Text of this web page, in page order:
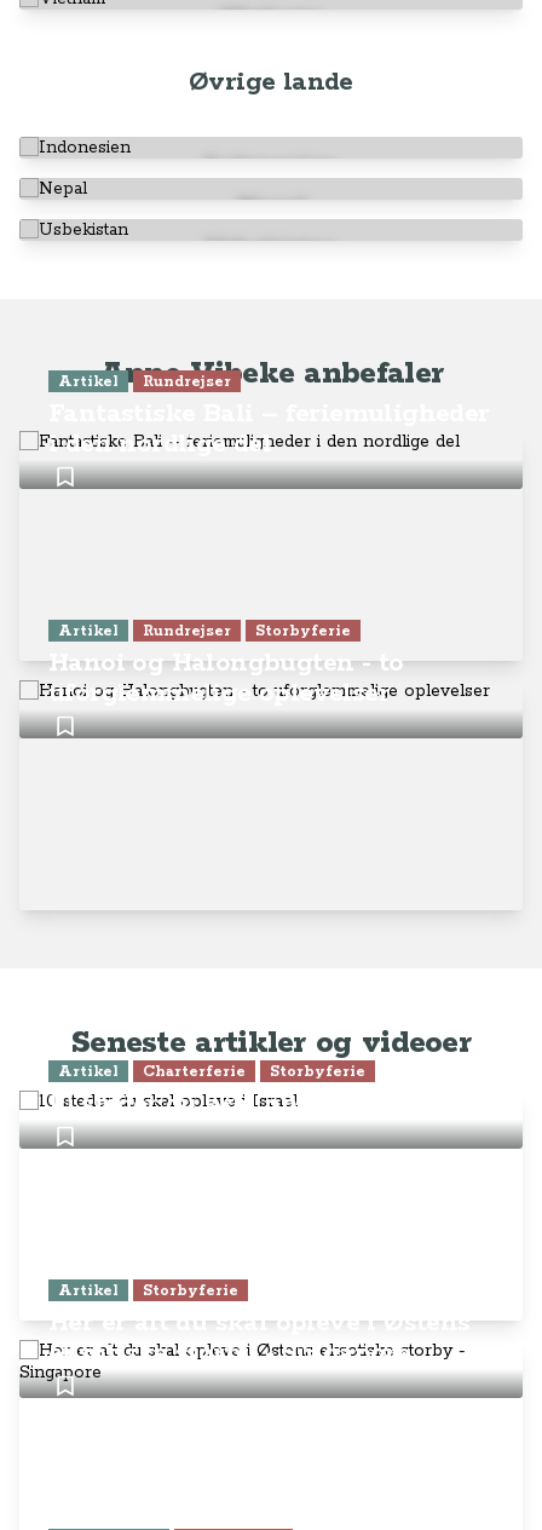
Vietnam
Øvrige lande
Indonesien
Nepal
Usbekistan
Anne-Vibeke anbefaler
Artikel Rundrejser
i den nordlige del
Artikel Rundrejser Storbyferie
Hanoi og Halongbugten - to
uforglemmelige oplevelser
Seneste artikler og videoer
Artikel Charterferie Storbyferie
10 steder du skal opleve i Israel
Artikel Storbyferie
Her er alt du skal opleve i Østens
eksotiske storby - Singapore